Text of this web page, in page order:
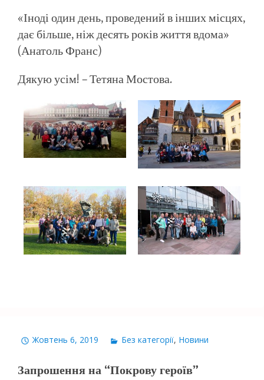
«Іноді один день, проведений в інших місцях,
дає більше, ніж десять років життя вдома»
(Анатоль Франс)
Дякую усім! – Тетяна Мостова.
Жовтень 6, 2019 Без категорії, Новини
Запрошення на “Покрову героїв”